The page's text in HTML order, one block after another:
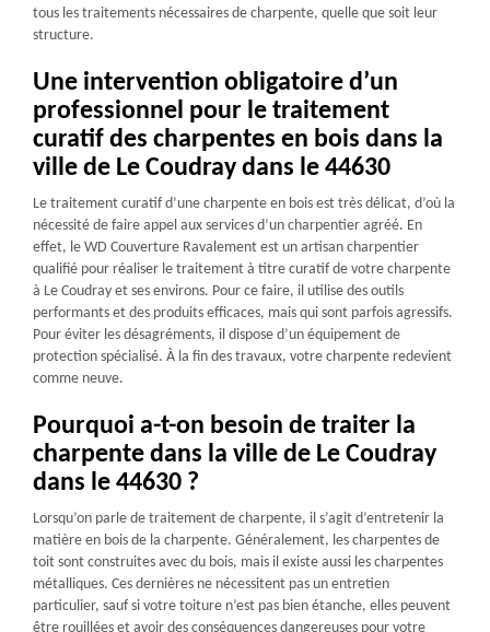
tous les traitements nécessaires de charpente, quelle que soit leur
structure.
Une intervention obligatoire d’un
professionnel pour le traitement
curatif des charpentes en bois dans la
ville de Le Coudray dans le 44630
Le traitement curatif d’une charpente en bois est très délicat, d’où la
nécessité de faire appel aux services d’un charpentier agréé. En
effet, le WD Couverture Ravalement est un artisan charpentier
qualifié pour réaliser le traitement à titre curatif de votre charpente
à Le Coudray et ses environs. Pour ce faire, il utilise des outils
performants et des produits efficaces, mais qui sont parfois agressifs.
Pour éviter les désagréments, il dispose d’un équipement de
protection spécialisé. À la fin des travaux, votre charpente redevient
comme neuve.
Pourquoi a-t-on besoin de traiter la
charpente dans la ville de Le Coudray
dans le 44630 ?
Lorsqu’on parle de traitement de charpente, il s’agit d’entretenir la
matière en bois de la charpente. Généralement, les charpentes de
toit sont construites avec du bois, mais il existe aussi les charpentes
métalliques. Ces dernières ne nécessitent pas un entretien
particulier, sauf si votre toiture n’est pas bien étanche, elles peuvent
être rouillées et avoir des conséquences dangereuses pour votre